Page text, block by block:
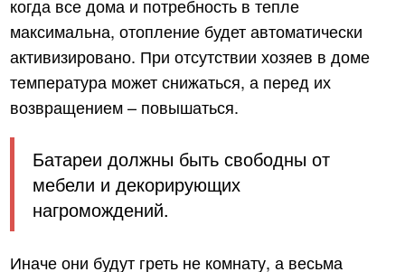
когда все дома и потребность в тепле
максимальна, отопление будет автоматически
активизировано. При отсутствии хозяев в доме
температура может снижаться, а перед их
возвращением – повышаться.
Батареи должны быть свободны от
мебели и декорирующих
нагромождений.
Иначе они будут греть не комнату, а весьма